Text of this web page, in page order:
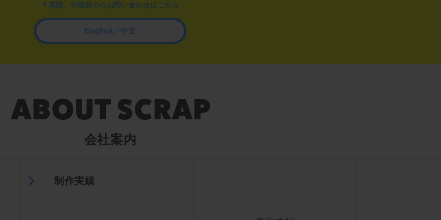
▼英語、中国語でのお問い合わせはこちら
English／中文
会社案内
制作実績